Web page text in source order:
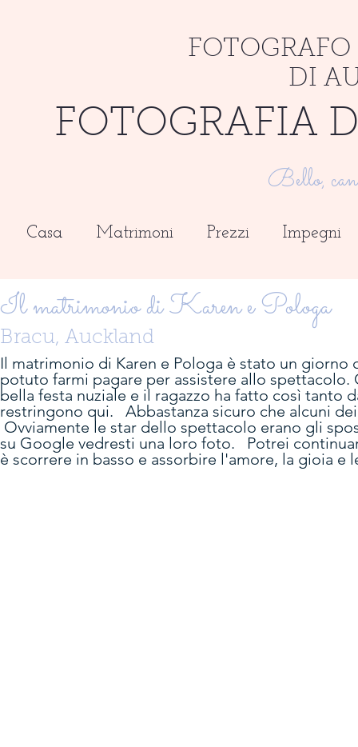
DI
FOTOGRAFIA
Bello,
Casa Matrimoni Prezzi Impegni
Il matrimonio di Karen e Pologa
Bracu, Auckland
Il matrimonio di Karen e Pologa è stato un
potuto farmi pagare per assistere allo
bella festa nuziale e il ragazzo ha fatto così
restringono qui. Abbastanza sicuro che alcuni
Ovviamente le star dello spettacolo erano gli
su Google vedresti una loro foto. Potrei
è scorrere in basso e assorbire l'amore, la gioia e